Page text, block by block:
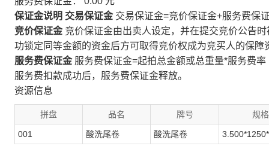
保证金说明 交易保证金 交易保证金=竞价保证金+服务费保
竞价保证金 竞价保证金由出卖人设定，并在提交竞价公告
功锁定同等金额的资金后方可取得竞价权成为竞买人的保障
服务费保证金 服务费保证金=起拍总金额或总重量*服务费率
服务费扣款成功后，服务费保证金释放。
资源信息
拼盘 品名 牌号 规格
001 酸洗尾卷 酸洗尾卷